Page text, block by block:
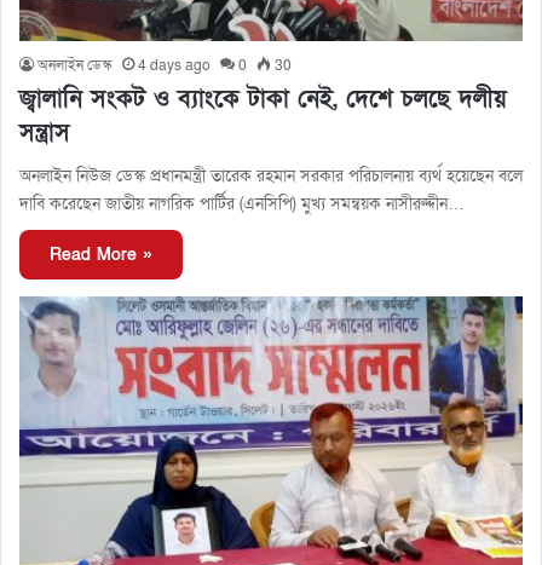
অনলাইন ডেস্ক 4 days ago 0 30
জ্বালানি সংকট ও ব্যাংকে টাকা নেই, দেশে চলছে দলীয়
সন্ত্রাস
অনলাইন নিউজ ডেস্ক প্রধানমন্ত্রী তারেক রহমান সরকার পরিচালনায় ব্যর্থ হয়েছেন বলে
দাবি করেছেন জাতীয় নাগরিক পার্টির (এনসিপি) মুখ্য সমন্বয়ক নাসীরুদ্দীন…
Read More »